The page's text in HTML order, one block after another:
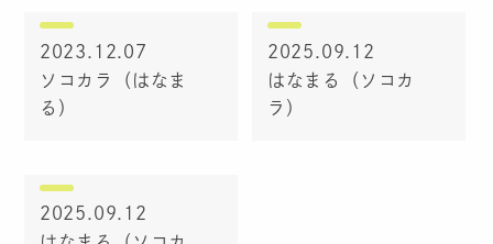
2023.12.07
ソコカラ（はなま
る）
2025.09.12
はなまる（ソコカ
ラ）
2025.09.12